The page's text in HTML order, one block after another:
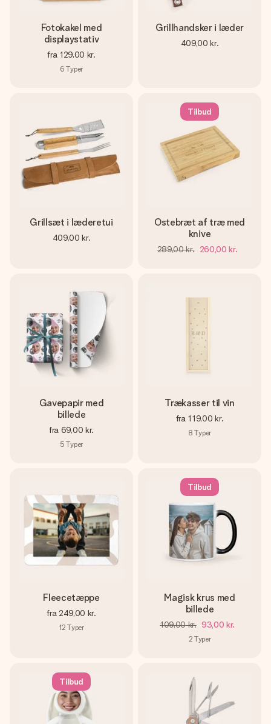
Fotokakel med
displaystativ
fra 129,00 kr.
6 Typer
Grillhandsker i læder
409,00 kr.
Grillsæt i læderetui
409,00 kr.
Tilbud
Ostebræt af træ med
knive
289,00 kr. 260,00 kr.
Gavepapir med
billede
fra 69,00 kr.
5 Typer
Trækasser til vin
fra 119,00 kr.
8 Typer
Fleecetæppe
fra 249,00 kr.
12 Typer
Tilbud
Magisk krus med
billede
109,00 kr. 93,00 kr.
2 Typer
Tilbud